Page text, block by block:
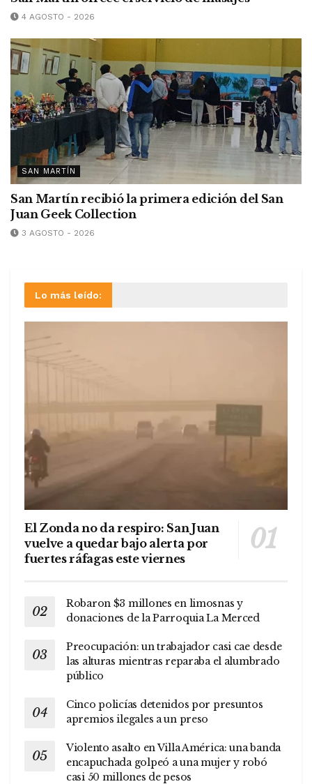
4 AGOSTO - 2026
SAN MARTÍN
San Martín recibió la primera edición del San
Juan Geek Collection
3 AGOSTO - 2026
Lo más leído:
El Zonda no da respiro: San Juan
vuelve a quedar bajo alerta por
fuertes ráfagas este viernes
Robaron $3 millones en limosnas y
donaciones de la Parroquia La Merced
Preocupación: un trabajador casi cae desde
las alturas mientras reparaba el alumbrado
público
Cinco policías detenidos por presuntos
apremios ilegales a un preso
Violento asalto en Villa América: una banda
encapuchada golpeó a una mujer y robó
casi 50 millones de pesos